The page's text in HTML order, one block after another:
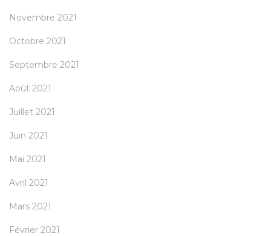
Novembre 2021
Octobre 2021
Septembre 2021
Août 2021
Juillet 2021
Juin 2021
Mai 2021
Avril 2021
Mars 2021
Février 2021